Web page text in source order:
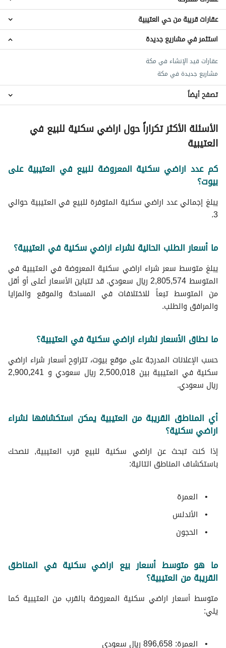
عمائر سكنية للبيع في حي العتيبية
شقق للبيع في حي العتيبية
عقارات للبيع في حي العتيبية
اراضي سكنية حي العمرة
اراضي سكنية حي الحجون
اراضي سكنية حي الأندلس
اراضي سكنية حي الشهداء
اراضي سكنية حي التيسير
اراضي سكنية حي التروية
اراضي سكنية حي الجميزة
اراضي سكنية حي دار السلام
عقارات قريبة من حي العتيبية
عقارات قيد الإنشاء في مكة
مشاريع جديدة في مكة
استثمر في مشاريع جديدة
تصفح أيضاً
الأسئلة الأكثر تكراراً حول اراضي سكنية للبيع في
العتيبية
كم عدد اراضي سكنية المعروضة للبيع في العتيبية على
بيوت؟
يبلغ إجمالي عدد اراضي سكنية المتوفرة للبيع في العتيبية حوالي
3.
ما أسعار الطلب الحالية لشراء اراضي سكنية في العتيبية؟
يبلغ متوسط سعر شراء اراضي سكنية المعروضة في العتيبية في
المتوسط 2,805,574 ريال سعودي. قد تتباين الأسعار أعلى أو أقل
من المتوسط تبعاً للاختلافات في المساحة والموقع والمزايا
والمرافق والطلب.
ما نطاق الأسعار لشراء اراضي سكنية في العتيبية؟
حسب الإعلانات المدرجة على موقع بيوت، تتراوح أسعار شراء اراضي
سكنية في العتيبية بين 2,500,018 ريال سعودي و 2,900,241
ريال سعودي.
أي المناطق القريبة من العتيبية يمكن استكشافها لشراء
اراضي سكنية؟
إذا كنت تبحث عن اراضي سكنية للبيع قرب العتيبية, ننصحك
باستكشاف المناطق التالية:
العمرة
الأندلس
الحجون
ما هو متوسط أسعار بيع اراضي سكنية في المناطق
القريبة من العتيبية؟
متوسط ​​أسعار اراضي سكنية المعروضة بالقرب من العتيبية كما
يلي:
العمرة: 896,658 ريال سعودي